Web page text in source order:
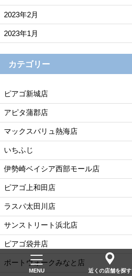
2023年2月
2023年1月
カテゴリー
ピアゴ新城店
アピタ蒲郡店
マックスバリュ熱海店
いちふじ
伊勢崎ベイシア西部モール店
ピアゴ上和田店
ラスパ太田川店
サンストリート浜北店
ピアゴ袋井店
ポートウォークみなと店
MENU 近くの店舗を探す